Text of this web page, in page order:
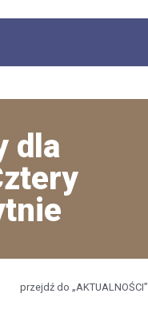
dla
przejdź do „AKTUALNOŚCI”